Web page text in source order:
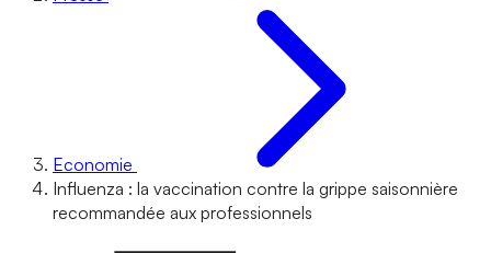
Economie
Influenza : la vaccination contre la grippe saisonnière
recommandée aux professionnels